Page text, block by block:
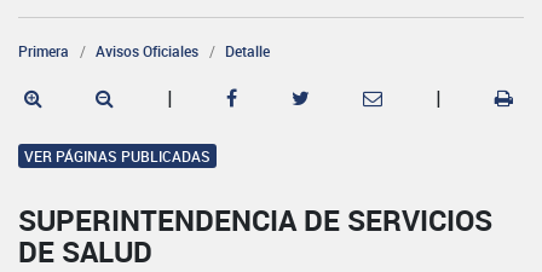
Primera Avisos Oficiales Detalle
| |
VER PÁGINAS PUBLICADAS
SUPERINTENDENCIA DE SERVICIOS
DE SALUD